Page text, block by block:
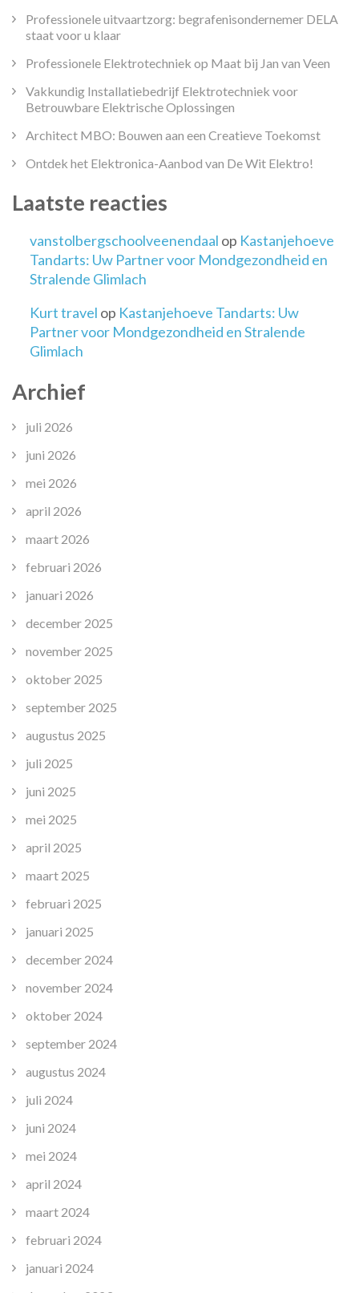
Professionele uitvaartzorg: begrafenisondernemer DELA
staat voor u klaar
Professionele Elektrotechniek op Maat bij Jan van Veen
Vakkundig Installatiebedrijf Elektrotechniek voor
Betrouwbare Elektrische Oplossingen
Architect MBO: Bouwen aan een Creatieve Toekomst
Ontdek het Elektronica-Aanbod van De Wit Elektro!
Laatste reacties
vanstolbergschoolveenendaal op Kastanjehoeve
Tandarts: Uw Partner voor Mondgezondheid en
Stralende Glimlach
Kurt travel op Kastanjehoeve Tandarts: Uw
Partner voor Mondgezondheid en Stralende
Glimlach
Archief
juli 2026
juni 2026
mei 2026
april 2026
maart 2026
februari 2026
januari 2026
december 2025
november 2025
oktober 2025
september 2025
augustus 2025
juli 2025
juni 2025
mei 2025
april 2025
maart 2025
februari 2025
januari 2025
december 2024
november 2024
oktober 2024
september 2024
augustus 2024
juli 2024
juni 2024
mei 2024
april 2024
maart 2024
februari 2024
januari 2024